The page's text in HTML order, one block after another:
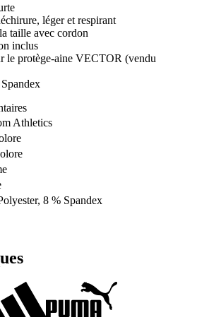
léger et respirant
taille avec cordon
inclus
le protège-aine VECTOR (vendu
Athletics
8 % Spandex